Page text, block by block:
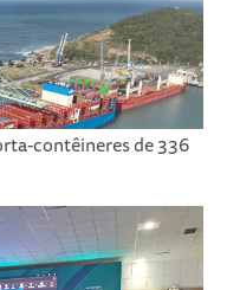
contêineres de 336